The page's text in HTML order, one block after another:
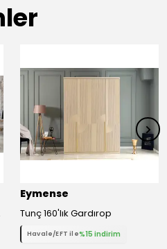
Eymense
Tunç 160'lık Gardırop
Havale/EFT ile%15 indirim